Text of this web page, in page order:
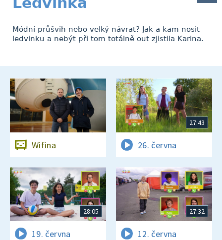
Módní průšvih nebo velký návrat? Jak a kam nosit
ledvinku a nebýt při tom totálně out zjistila Karina.
Wifina
27:43
26. června
28:05
19. června
27:32
12. června